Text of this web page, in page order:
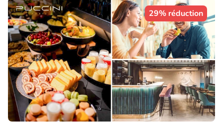
29% réduction